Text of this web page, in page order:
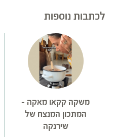
לכתבות נוספות
משקה קקאו מאקה –
המתכון המנצח של
שירנקה